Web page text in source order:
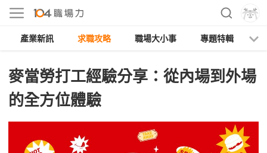
產業新訊 求職攻略 職場大小事 專題特輯
麥當勞打工經驗分享：從內場到外場
的全方位體驗